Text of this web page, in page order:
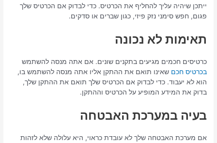
ייתכן שיהיה עליך להחליף את הכרטיס. כדי לבדוק אם הכרטיס שלך
פגום, חפש סימני נזק פיזי, כגון שברים או סדקים.
תאימות לא נכונה
כרטיסים חכמים מגיעים בתקנים שונים. אם אתה מנסה להשתמש
בכרטיס חכם שאינו תואם את ההתקן אליו אתה מנסה להשתמש בו,
הוא לא יעבוד. כדי לבדוק אם הכרטיס שלך תואם את ההתקן שלך,
בדוק את המידע המופיע על הכרטיס וההתקן.
בעיה במערכת האבטחה
אם מערכת האבטחה שלך לא עובדת כראוי, היא עלולה שלא לזהות